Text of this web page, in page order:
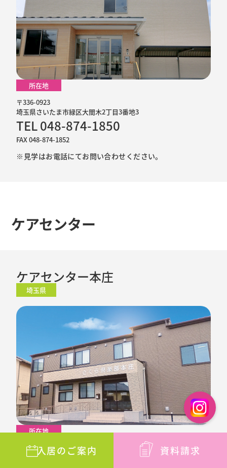
入居のご案内 資料請求
所在地
〒336-0923
埼玉県さいたま市緑区大間木2丁目3番地3
TEL 048-874-1850
FAX 048-874-1852
※見学はお電話にてお問い合わせください。
ケアセンター
ケアセンター本庄
埼玉県
所在地
〒367-0035
埼玉県本庄市西富田313番4